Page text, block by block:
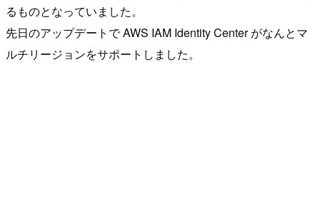
るものとなっていました。
先日のアップデートで AWS IAM Identity Center がなんとマ
ルチリージョンをサポートしました。